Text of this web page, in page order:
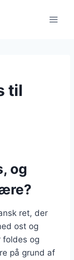
til
og
ret, der
ost og
foldes og
på grund af